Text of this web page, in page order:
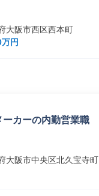
大阪市西区西本町
円
カーの内勤営業職
大阪市中央区北久宝寺町